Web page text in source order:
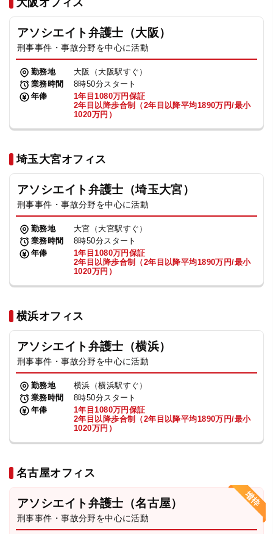
大阪オフィス
アソシエイト弁護士（大阪）
刑事事件・事故分野を中心に活動
勤務地
大阪（大阪駅すぐ）
業務時間
8時50分スタート
年俸
1年目1080万円保証
2年目以降歩合制（2年目以降平均1890万円/最小
1020万円）
埼玉大宮オフィス
アソシエイト弁護士（埼玉大宮）
刑事事件・事故分野を中心に活動
勤務地
大宮（大宮駅すぐ）
業務時間
8時50分スタート
年俸
1年目1080万円保証
2年目以降歩合制（2年目以降平均1890万円/最小
1020万円）
横浜オフィス
アソシエイト弁護士（横浜）
刑事事件・事故分野を中心に活動
勤務地
横浜（横浜駅すぐ）
業務時間
8時50分スタート
年俸
1年目1080万円保証
2年目以降歩合制（2年目以降平均1890万円/最小
1020万円）
名古屋オフィス
アソシエイト弁護士（名古屋）
刑事事件・事故分野を中心に活動
プライバシーポリシー 利用規約
TikTok受賞 定義集 動画集